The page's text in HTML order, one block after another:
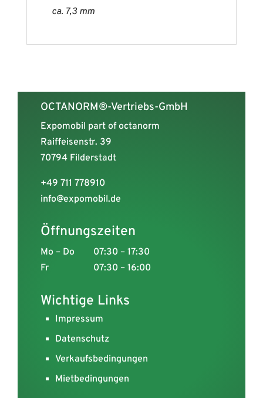
ca. 7,3 mm
OCTANORM®-Vertriebs-GmbH
Expomobil part of octanorm
Raiffeisenstr. 39
70794 Filderstadt
+49 711 778910
info@expomobil.de
Öffnungszeiten
Mo – Do
07:30 – 17:30
Fr
07:30 – 16:00
Wichtige Links
Impressum
Datenschutz
Verkaufsbedingungen
Mietbedingungen